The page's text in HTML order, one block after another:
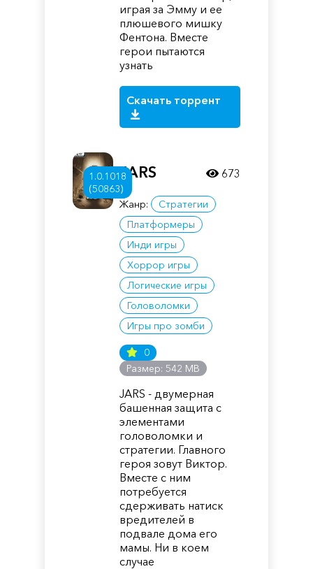
играя за Эмму и ее
плюшевого мишку
Фентона. Вместе
герои пытаются
узнать
Скачать торрент
1.0.1018
(50863)
JARS
Жанр:
Стратегии
Платформеры
Инди игры
Хоррор игры
Логические игры
Головоломки
Игры про зомби
0
Размер: 542 MB
JARS - двумерная
башенная защита с
элементами
головоломки и
стратегии. Главного
героя зовут Виктор.
Вместе с ним
потребуется
сдерживать натиск
вредителей в
подвале дома его
мамы. Ни в коем
случае
673